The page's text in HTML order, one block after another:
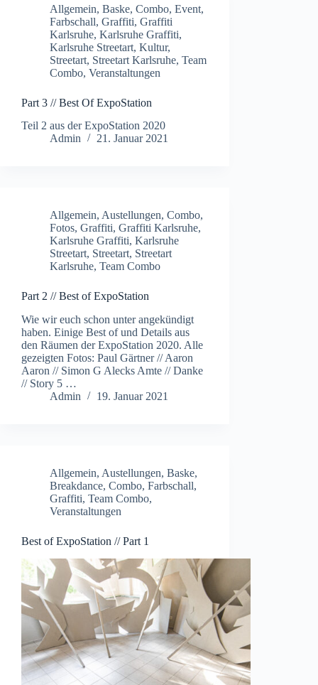
Allgemein, Baske, Combo, Event,
Farbschall, Graffiti, Graffiti
Karlsruhe, Karlsruhe Graffiti,
Karlsruhe Streetart, Kultur,
Streetart, Streetart Karlsruhe, Team
Combo, Veranstaltungen
Part 3 // Best Of ExpoStation
Teil 2 aus der ExpoStation 2020
Admin
21. Januar 2021
Allgemein, Austellungen, Combo,
Fotos, Graffiti, Graffiti Karlsruhe,
Karlsruhe Graffiti, Karlsruhe
Streetart, Streetart, Streetart
Karlsruhe, Team Combo
Part 2 // Best of ExpoStation
Wie wir euch schon unter angekündigt
haben. Einige Best of und Details aus
den Räumen der ExpoStation 2020. Alle
gezeigten Fotos: Paul Gärtner // Aaron
Aaron // Simon G Alecks Amte // Danke
// Story 5 …
Admin
19. Januar 2021
Allgemein, Austellungen, Baske,
Breakdance, Combo, Farbschall,
Graffiti, Team Combo,
Veranstaltungen
Best of ExpoStation // Part 1